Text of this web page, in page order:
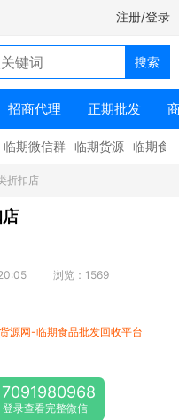
注册/登录
招商代理 正期批发
临期微信群 临期货源 临期食
折扣店
浏览：1569
源网-临期食品批发回收平台
登录查看完整微信